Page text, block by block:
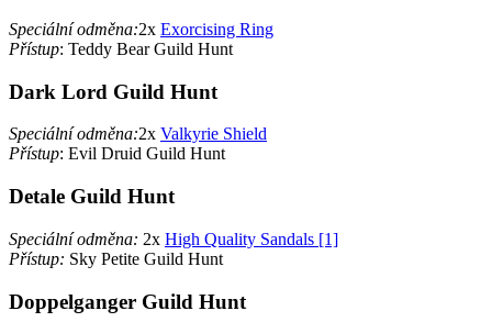
Speciální odměna:2x Exorcising Ring
Přístup: Teddy Bear Guild Hunt
Dark Lord Guild Hunt
Speciální odměna:2x Valkyrie Shield
Přístup: Evil Druid Guild Hunt
Detale Guild Hunt
Speciální odměna: 2x High Quality Sandals [1]
Přístup: Sky Petite Guild Hunt
Doppelganger Guild Hunt